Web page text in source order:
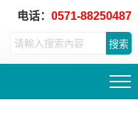
电话：0571-88250487
搜索